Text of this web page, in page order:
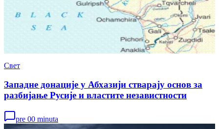
Свет
Западне донације у Абхазији стварају основ за
разбијање Русије и властите независтности
pre 00 minuta